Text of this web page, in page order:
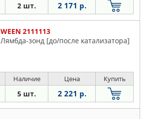
2 шт. 2 171 р.
WEEN 2111113
Лямбда-зонд [до/после катализатора]
Наличие Цена Купить
5 шт. 2 221 р.